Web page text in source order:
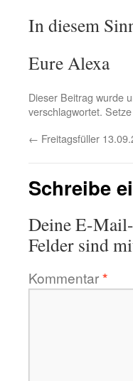
In diesem
Eure Alexa
Dieser Beitrag wurde
verschlagwortet.
← Freitagsfüller
Schreibe
Deine E-
Felder sind
Kommentar*